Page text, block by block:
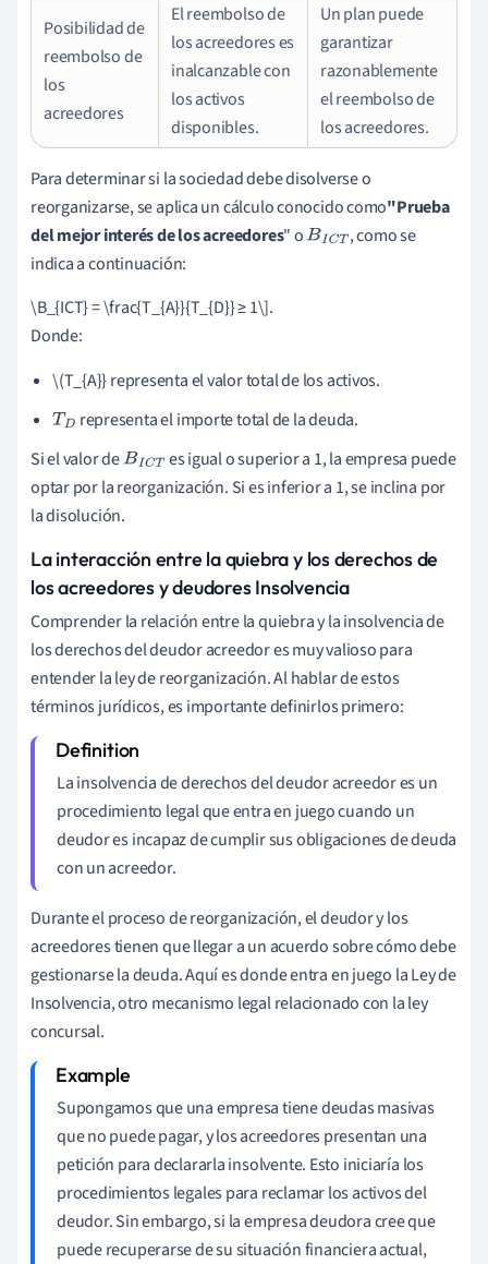
Posibilidad de
reembolso de
los
acreedores
El reembolso de
los acreedores es
inalcanzable con
los activos
disponibles.
Un plan puede
garantizar
razonablemente
el reembolso de
los acreedores.
Para determinar si la sociedad debe disolverse o
reorganizarse, se aplica un cálculo conocido como"Prueba
del mejor interés de los acreedores" oBICT , como se
indica a continuación:
\B_{ICT} = \frac{T_{A}}{T_{D}} ≥ 1\].
Donde:
\(T_{A}} representa el valor total de los activos.
TD representa el importe total de la deuda.
Si el valor deBICT es igual o superior a 1, la empresa puede
optar por la reorganización. Si es inferior a 1, se inclina por
la disolución.
La interacción entre la quiebra y los derechos de
los acreedores y deudores Insolvencia
Comprender la relación entre la quiebra y la insolvencia de
los derechos del deudor acreedor es muy valioso para
entender la ley de reorganización. Al hablar de estos
términos jurídicos, es importante definirlos primero:
La insolvencia de derechos del deudor acreedor es un
procedimiento legal que entra en juego cuando un
deudor es incapaz de cumplir sus obligaciones de deuda
con un acreedor.
Durante el proceso de reorganización, el deudor y los
acreedores tienen que llegar a un acuerdo sobre cómo debe
gestionarse la deuda. Aquí es donde entra en juego la Ley de
Insolvencia, otro mecanismo legal relacionado con la ley
concursal.
Supongamos que una empresa tiene deudas masivas
que no puede pagar, y los acreedores presentan una
petición para declararla insolvente. Esto iniciaría los
procedimientos legales para reclamar los activos del
deudor. Sin embargo, si la empresa deudora cree que
puede recuperarse de su situación financiera actual,